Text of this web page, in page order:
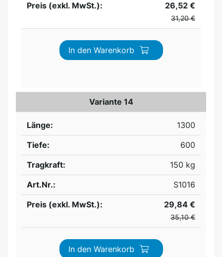
Preis (exkl. MwSt.):
26,52 €
31,20 €
In den Warenkorb
Variante 14
Länge:
1300
Tiefe:
600
Tragkraft:
150 kg
Art.Nr.:
S1016
Preis (exkl. MwSt.):
29,84 €
35,10 €
In den Warenkorb